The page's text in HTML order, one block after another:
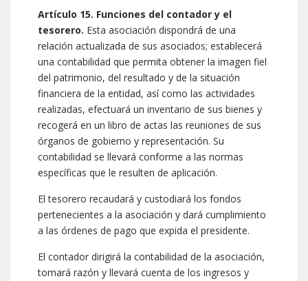
Artículo 15. Funciones del contador y el
tesorero. Esta asociación dispondrá de una
relación actualizada de sus asociados; establecerá
una contabilidad que permita obtener la imagen fiel
del patrimonio, del resultado y de la situación
financiera de la entidad, así como las actividades
realizadas, efectuará un inventario de sus bienes y
recogerá en un libro de actas las reuniones de sus
órganos de gobierno y representación. Su
contabilidad se llevará conforme a las normas
específicas que le resulten de aplicación.
El tesorero recaudará y custodiará los fondos
pertenecientes a la asociación y dará cumplimiento
a las órdenes de pago que expida el presidente.
El contador dirigirá la contabilidad de la asociación,
tomará razón y llevará cuenta de los ingresos y